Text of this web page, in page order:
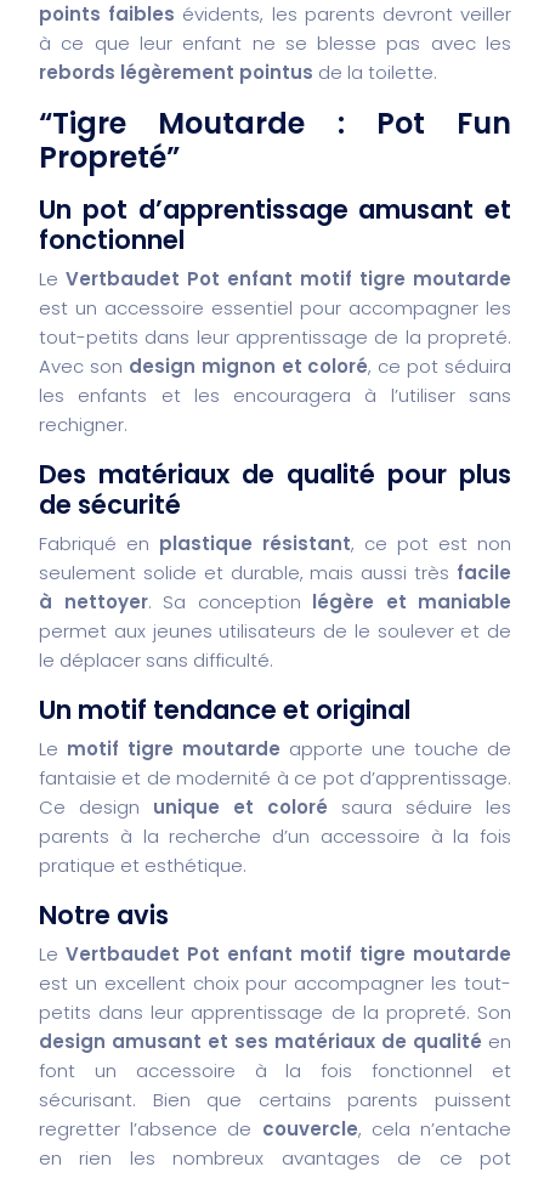
points faibles évidents, les parents devront veiller
à ce que leur enfant ne se blesse pas avec les
rebords légèrement pointus de la toilette.
“Tigre Moutarde : Pot Fun
Propreté”
Un pot d’apprentissage amusant et
fonctionnel
Le Vertbaudet Pot enfant motif tigre moutarde
est un accessoire essentiel pour accompagner les
tout-petits dans leur apprentissage de la propreté.
Avec son design mignon et coloré, ce pot séduira
les enfants et les encouragera à l’utiliser sans
rechigner.
Des matériaux de qualité pour plus
de sécurité
Fabriqué en plastique résistant, ce pot est non
seulement solide et durable, mais aussi très facile
à nettoyer. Sa conception légère et maniable
permet aux jeunes utilisateurs de le soulever et de
le déplacer sans difficulté.
Un motif tendance et original
Le motif tigre moutarde apporte une touche de
fantaisie et de modernité à ce pot d’apprentissage.
Ce design unique et coloré saura séduire les
parents à la recherche d’un accessoire à la fois
pratique et esthétique.
Notre avis
Le Vertbaudet Pot enfant motif tigre moutarde
est un excellent choix pour accompagner les tout-
petits dans leur apprentissage de la propreté. Son
design amusant et ses matériaux de qualité en
font un accessoire à la fois fonctionnel et
sécurisant. Bien que certains parents puissent
regretter l’absence de couvercle, cela n’entache
en rien les nombreux avantages de ce pot